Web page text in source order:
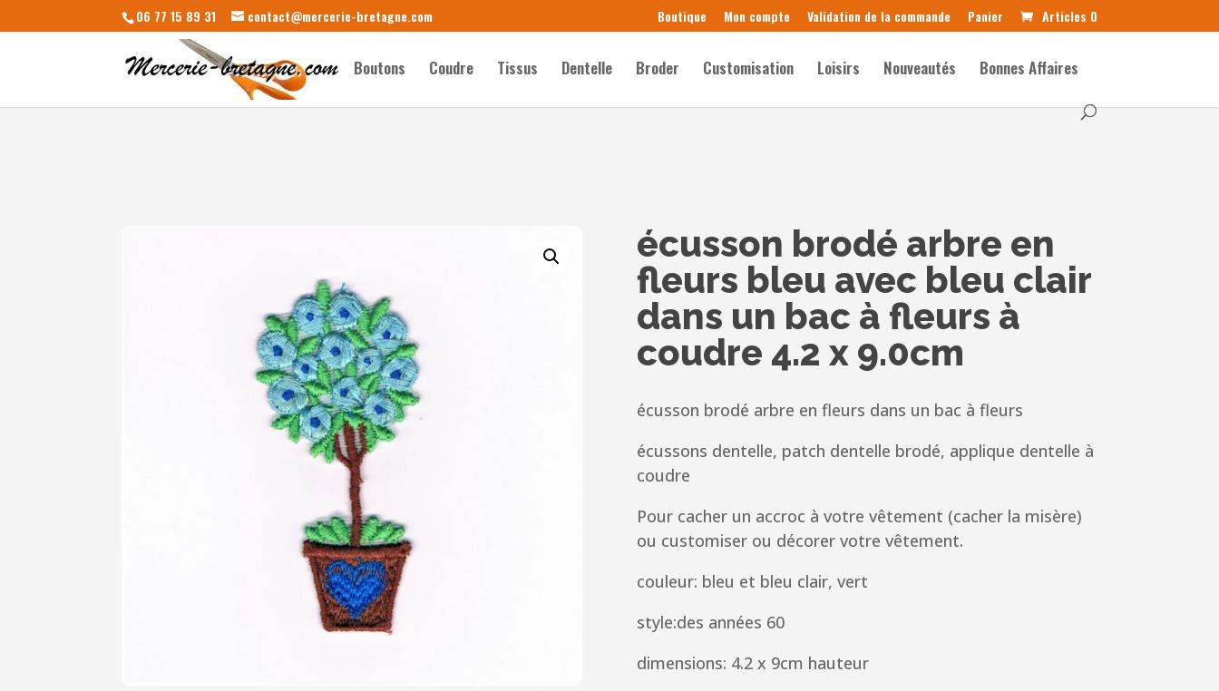
06 77 15 89 31 contact@mercerie-bretagne.com Boutique Mon compte Validation de la commande Panier Articles 0
Boutons Coudre Tissus Dentelle Broder Customisation Loisirs Nouveautés Bonnes Affaires
écusson brodé arbre en
fleurs bleu avec bleu clair
dans un bac à fleurs à
coudre 4.2 x 9.0cm
écusson brodé arbre en fleurs dans un bac à fleurs
écussons dentelle, patch dentelle brodé, applique dentelle à
coudre
Pour cacher un accroc à votre vêtement (cacher la misère)
ou customiser ou décorer votre vêtement.
couleur: bleu et bleu clair, vert
style:des années 60
dimensions: 4.2 x 9cm hauteur